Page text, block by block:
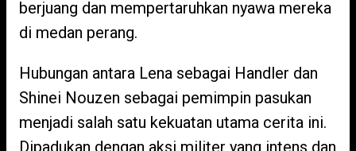
berjuang dan mempertaruhkan nyawa mereka
di medan perang.
Hubungan antara Lena sebagai Handler dan
Shinei Nouzen sebagai pemimpin pasukan
menjadi salah satu kekuatan utama cerita ini.